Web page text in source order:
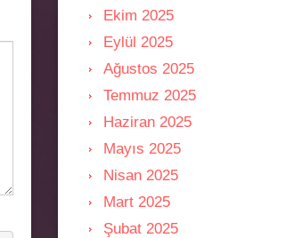
Ekim 2025
Eylül 2025
Ağustos 2025
Temmuz 2025
Haziran 2025
Mayıs 2025
Nisan 2025
Mart 2025
Şubat 2025